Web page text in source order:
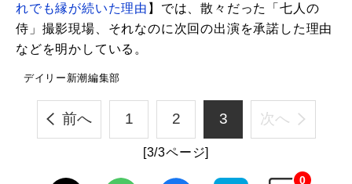
れでも縁が続いた理由 】では、散々だった「七人の
侍」撮影現場、それなのに次回の出演を承諾した理由
などを明かしている。
デイリー新潮編集部
前へ 1 2 3 次へ
[3/3ページ]
0